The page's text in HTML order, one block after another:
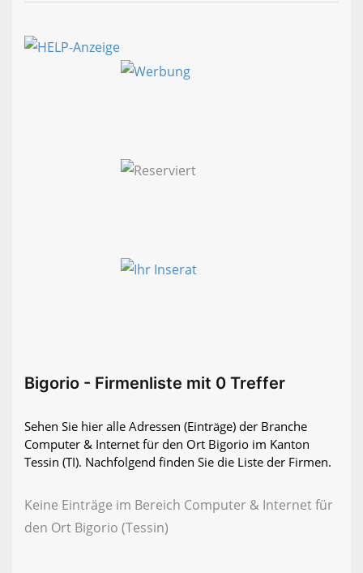
Bigorio - Firmenliste mit 0 Treffer
Sehen Sie hier alle Adressen (Einträge) der Branche
Computer & Internet für den Ort Bigorio im Kanton
Tessin (TI). Nachfolgend finden Sie die Liste der Firmen.
Keine Einträge im Bereich Computer & Internet für
den Ort Bigorio (Tessin)